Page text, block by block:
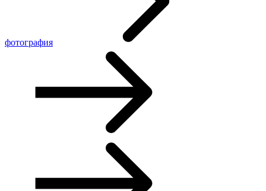
фотография